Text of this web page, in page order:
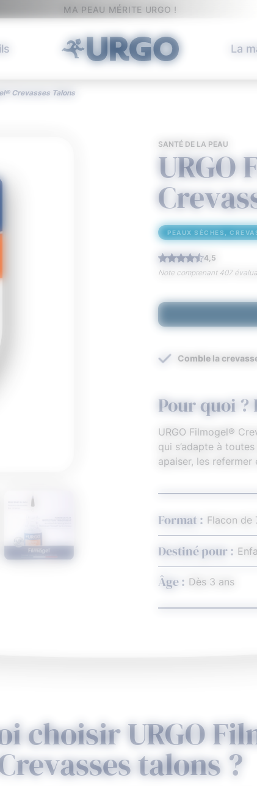
MA PEAU MÉRITE URGO !
La
Crevasses Talons
SANTÉ DE LA PEAU
URGO
PEAUX SÈCHES,
4,5
Note comprenant 407
Comble la
Pour quoi ?
URGO Filmogel®
qui s’adapte à
apaiser, les refermer
Format : Flacon de
Destiné pour :
Âge : Dès 3 ans
choisir URGO
talons ?